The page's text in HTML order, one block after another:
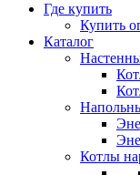
Где купить
Купить
Каталог
Котлы